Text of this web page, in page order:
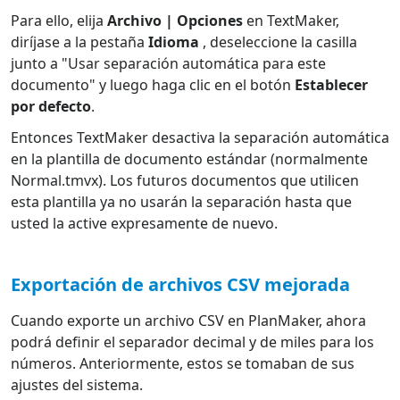
Para ello, elija Archivo | Opciones en TextMaker,
diríjase a la pestaña Idioma , deseleccione la casilla
junto a "Usar separación automática para este
documento" y luego haga clic en el botón Establecer
por defecto.
Entonces TextMaker desactiva la separación automática
en la plantilla de documento estándar (normalmente
Normal.tmvx). Los futuros documentos que utilicen
esta plantilla ya no usarán la separación hasta que
usted la active expresamente de nuevo.
Exportación de archivos CSV mejorada
Cuando exporte un archivo CSV en PlanMaker, ahora
podrá definir el separador decimal y de miles para los
números. Anteriormente, estos se tomaban de sus
ajustes del sistema.